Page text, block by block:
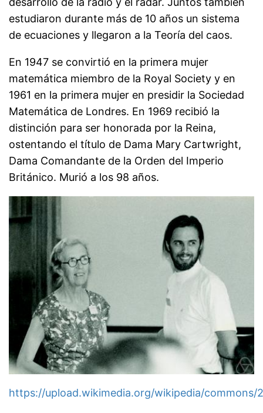
estudiaron durante más de 10 años un sistema
de ecuaciones y llegaron a la Teoría del caos.
En 1947 se convirtió en la primera mujer
matemática miembro de la Royal Society y en
1961 en la primera mujer en presidir la Sociedad
Matemática de Londres. En 1969 recibió la
distinción para ser honorada por la Reina,
ostentando el título de Dama Mary Cartwright,
Dama Comandante de la Orden del Imperio
Británico. Murió a los 98 años.
https://upload.wikimedia.org/wikipedia/commons/